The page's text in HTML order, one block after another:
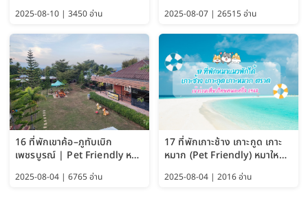
2025-08-10 | 3450 อ่าน
ได้
2025-08-07 | 26515 อ่าน
16 ที่พักเขาค้อ–ภูทับเบิก
เพชรบูรณ์ | Pet Friendly หมา
2025-08-04 | 6765 อ่าน
17 ที่พักเกาะช้าง เกาะกูด เกาะ
หมาก (Pet Friendly) หมาใหญ่
2025-08-04 | 2016 อ่าน